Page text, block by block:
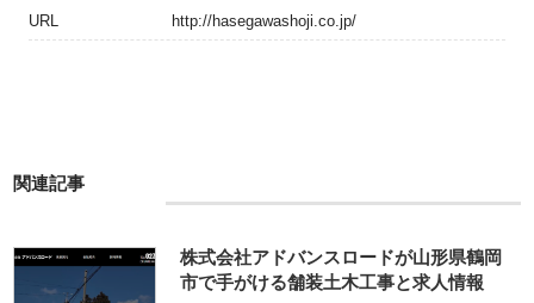
URL http://hasegawashoji.co.jp/
関連記事
株式会社アドバンスロードが山形県鶴岡
市で手がける舗装土木工事と求人情報